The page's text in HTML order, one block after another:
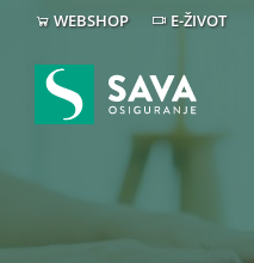
WEBSHOP E-ŽIVOT